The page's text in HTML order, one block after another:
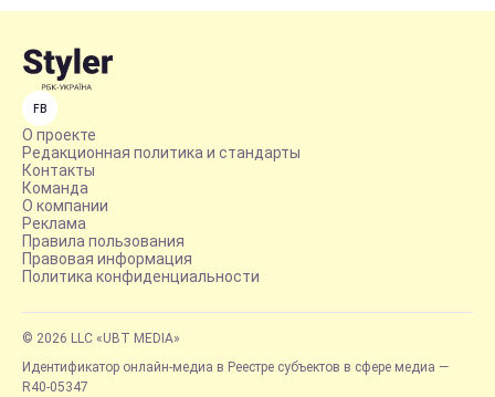
FB
О проекте
Редакционная политика и стандарты
Контакты
Команда
О компании
Реклама
Правила пользования
Правовая информация
Политика конфиденциальности
© 2026 LLC «UBT MEDIA»
Идентификатор онлайн-медиа в Реестре субъектов в сфере медиа —
R40-05347